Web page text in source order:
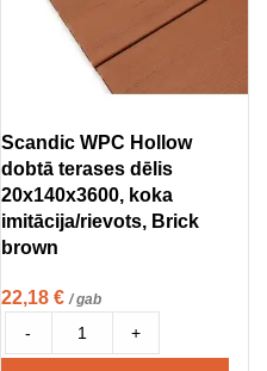
Scandic WPC Hollow
dobtā terases dēlis
20x140x3600, koka
imitācija/rievots, Brick
brown
22,18 € / gab
- +